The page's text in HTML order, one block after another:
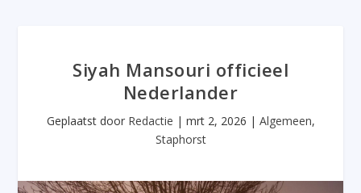
Siyah Mansouri officieel
Nederlander
Geplaatst door Redactie | mrt 2, 2026 | Algemeen,
Staphorst